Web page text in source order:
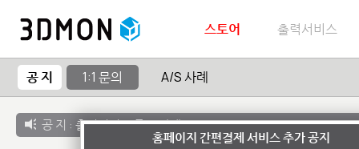
스토어 출력서비스
공 지 1:1 문의 A/S 사례
공 지 : 출력서비스 종료 안내
홈페이지 간편결제 서비스 추가 공지